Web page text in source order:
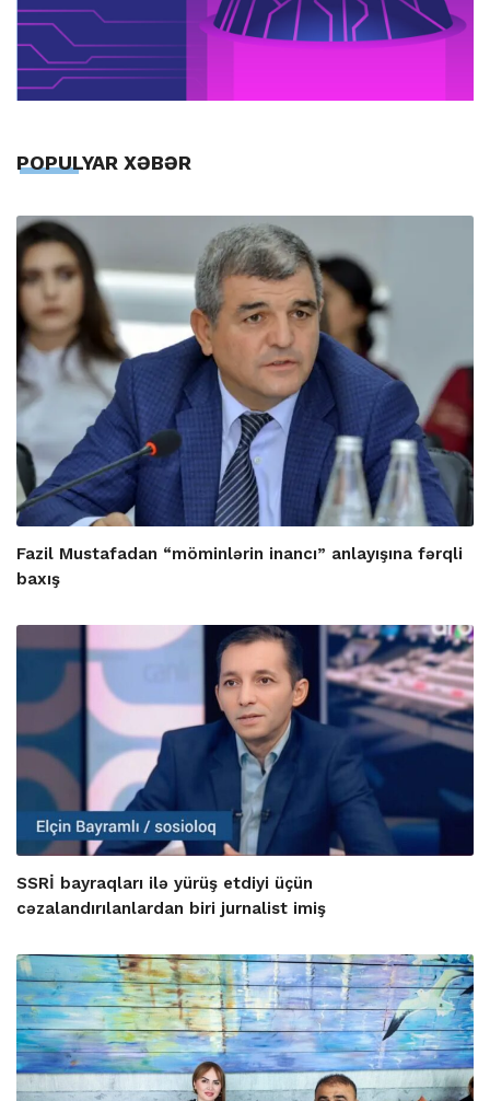
POPULYAR XƏBƏR
Fazil Mustafadan “möminlərin inancı” anlayışına fərqli
baxış
SSRİ bayraqları ilə yürüş etdiyi üçün
cəzalandırılanlardan biri jurnalist imiş